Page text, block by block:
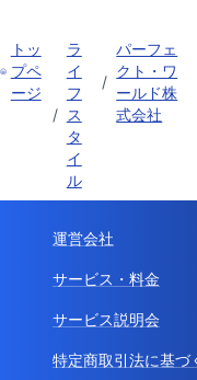
トッ
プペ
ージ
/
ラ
イ
フ
ス
タ
イ
ル
/
パーフェ
クト・ワ
ールド株
式会社
運営会社
サービス・料金
サービス説明会
特定商取引法に基づ